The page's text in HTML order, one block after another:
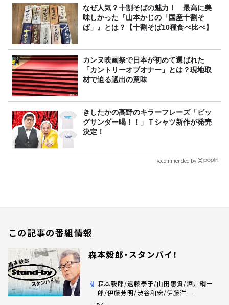
なぜ人気？十割そばの魅力！ 最高に美
味しかった『山本かじの「国産十割そ
ば」』とは？【十割そば10種食べ比べ】
カンヌ映画祭で日本が初めて選ばれた
「カントリーオブオナー」とは？現地取
材で迫る選出の意味
きしたかの高野のキラーフレーズ「ビッ
グサンダー喝！！」Ｔシャツ新作が発売
決定！
Recommended by
この記事の番組情報
森本毅郎・スタンバイ！
森本毅郎/遠藤泰子/山田惠資/酒井綱一
郎/伊藤芳明/渋谷和宏/伊藤洋一